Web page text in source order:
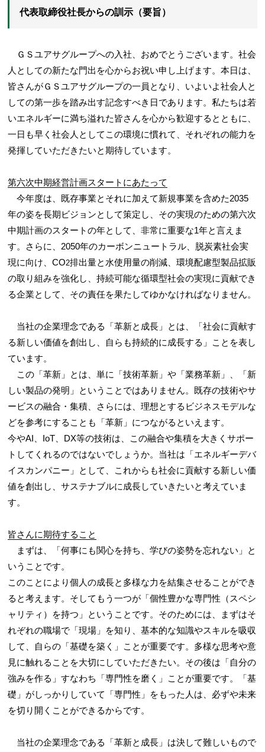
代表取締役社長からの訓示（要旨）
ＧＳユアサグループへの入社、おめでとうございます。社会
人としての新たな門出を心からお祝い申し上げます。本日は、
皆さんがＧＳユアサグループの一員となり、いよいよ社会人と
しての第一歩を踏み出す記念すべき日であります。私たちは若
いエネルギーに満ち溢れた皆さんを心から歓迎するとともに、
一日も早く社会人としてこの環境に慣れて、それぞれの能力を
発揮していただきたいと期待しています。
第六次中期経営計画スタートにあたって
今年度は、既存事業とそれに加えて新規事業を含めた2035
年の姿を長期ビジョンとして策定し、その実現のための第六次
中期計画のスタートの年として、非常に重要な1年と言えま
す。さらに、2050年のカーボンニュートラル、脱炭素社会実
現に向け、CO2排出量と水使用量の削減、環境配慮型製品拡販
の取り組みを強化し、持続可能な循環型社会の実現に貢献でき
る企業として、その責任を果たしてゆかなければなりません。
当社の企業理念である「革新と成長」とは、「社会に貢献す
る新しい価値を創出し、自らも持続的に成長する」ことを表し
ています。
この「革新」とは、単に「技術革新」や「業務革新」、「新
しい製品の発明」ということではありません。既存の技術やサ
ービスの融合・集積、さらには、理想とするビジネスモデルな
どを参考にすることも「革新」につながるといえます。
今やAI、IoT、DX等の技術は、この融合や集積を大きくサポー
トしてくれるのではないでしょうか。当社は「エネルギーデバ
イスカンパニー」として、これからも社会に貢献する新しい価
値を創出し、サステナブルに成長していきたいと考えていま
す。
皆さんに期待すること
まずは、「何事にも関心を持ち、学びの姿勢を忘れない」と
いうことです。
このことにより個人の成長と多様な力を結集させることができ
ると考えます。そしてもう一つが「個性豊かな専門性（スペシ
ャリティ）を持つ」ということです。そのためには、まずはそ
れぞれの職場で「現場」を知り、基本的な知識やスキルを吸収
して、自らの「基礎を築く」ことが重要です。多様な思考や意
見に触れることを大切にしていただきたい。その後は「自分の
強みを作る」すなわち「専門性を磨く」ことが重要です。「基
礎」がしっかりしていて「専門性」をもった人は、必ずや未来
を切り開くことができるからです。
当社の企業理念である「革新と成長」は決して難しいもので